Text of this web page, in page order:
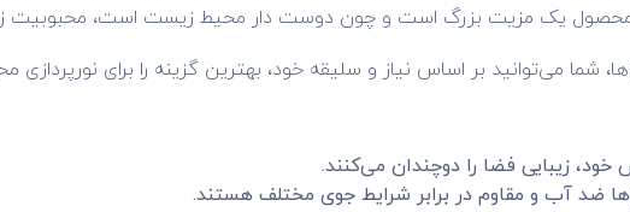
محصول یک مزیت بزرگ است و چون دوست دار محیط زیست است،
شما می‌توانید بر اساس نیاز و سلیقه خود، بهترین گزینه را برای نورپردازی
زیبایی فضا را دوچندان می‌کنند.
ضد آب و مقاوم در برابر شرایط جوی مختلف هستند.